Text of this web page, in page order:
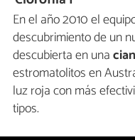
En el año 2010 el
descubrimiento de un
descubierta en una
estromatolitos en
luz roja con más
tipos.